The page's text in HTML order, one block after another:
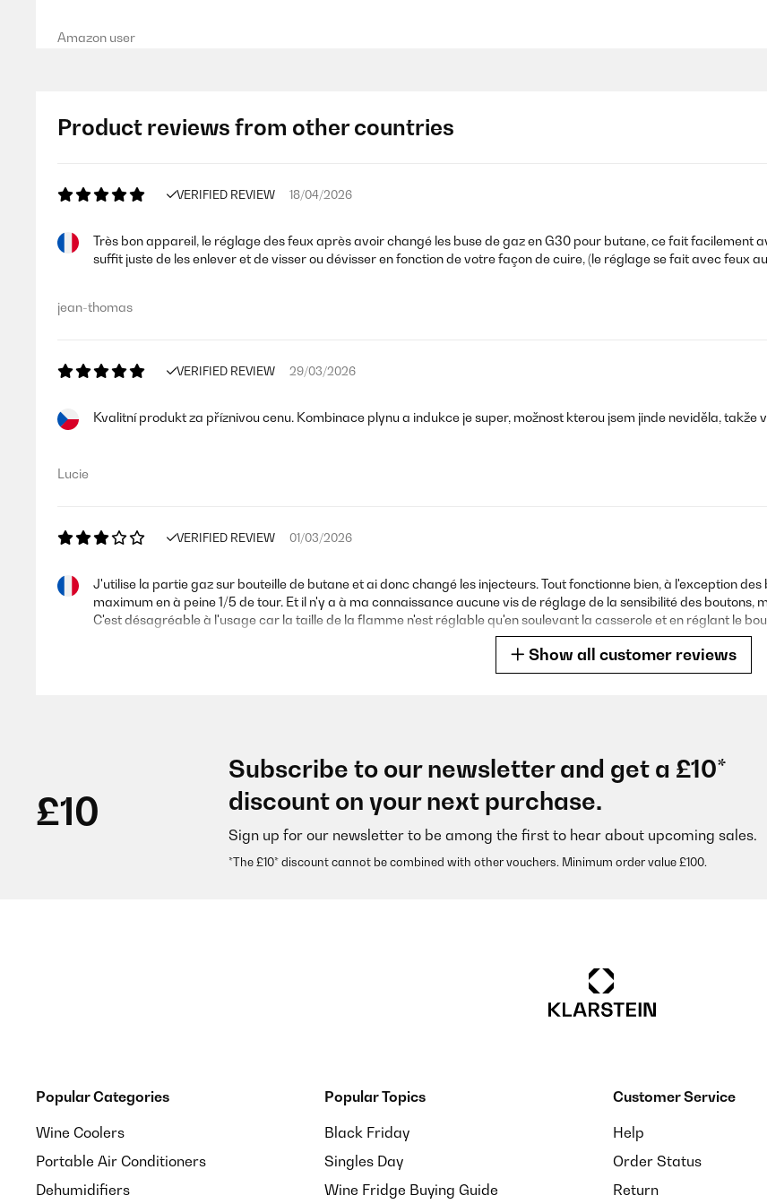
Amazon user
Product reviews from other countries
VERIFIED REVIEW 18/04/2026
Très bon appareil, le réglage des feux après avoir changé les buse de gaz en G30 pour butane, ce fait facilement
suffit juste de les enlever et de visser ou dévisser en fonction de votre façon de cuire, (le réglage se fait avec feux
jean-thomas
VERIFIED REVIEW 29/03/2026
Kvalitní produkt za příznivou cenu. Kombinace plynu a indukce je super, možnost kterou jsem jinde neviděla, takže
Lucie
VERIFIED REVIEW 01/03/2026
J'utilise la partie gaz sur bouteille de butane et ai donc changé les injecteurs. Tout fonctionne bien, à l'exception
maximum en à peine 1/5 de tour. Et il n'y a à ma connaissance aucune vis de réglage de la sensibilité des boutons,
C'est désagréable à l'usage car la taille de la flamme n'est réglable qu'en soulevant la casserole et en réglant le
Cet article est très beau mais tant qu'il n'a pas été posé il m'est impossible de donner un avis. Ce que je ne
Utilisateur d'Amazon
Show all customer reviews
£10
Subscribe to our newsletter and get a £10*
discount on your next purchase.
Sign up for our newsletter to be among the first to hear about upcoming sales.
*The £10* discount cannot be combined with other vouchers. Minimum order value £100.
Popular Categories
Wine Coolers
Portable Air Conditioners
Dehumidifiers
Popular Topics
Black Friday
Singles Day
Wine Fridge Buying Guide
Customer Service
Help
Order Status
Return